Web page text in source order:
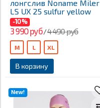
лонгслив Noname Miler
LS UX 25 sulfur yellow
-10%
3 990 руб/4 490 руб
В корзину
M L XL
New!